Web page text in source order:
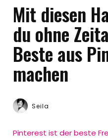
Mit diesen
du ohne
Beste aus
machen
Seila
Pinterest ist der beste